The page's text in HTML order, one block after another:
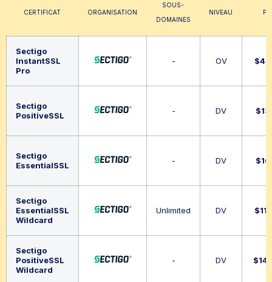
CERTIFICAT ORGANISATION
SOUS-
DOMAINES
NIVEAU
Sectigo
InstantSSL
Pro
- OV $
Sectigo
PositiveSSL
- DV $
Sectigo
EssentialSSL
- DV $
Sectigo
EssentialSSL
Wildcard
Unlimited DV $
Sectigo
PositiveSSL
Wildcard
- DV $